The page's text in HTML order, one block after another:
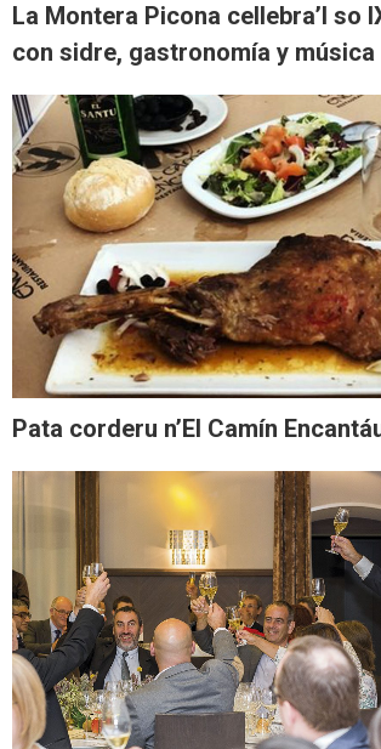
La Montera Picona cellebra’l so
con sidre, gastronomía y música
Pata corderu n’El Camín